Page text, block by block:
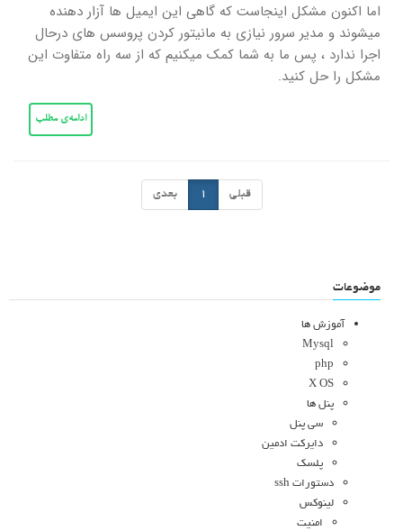
اما اکنون مشکل اینجاست که گاهی این ایمیل ها آزار دهنده
میشوند و مدیر سرور نیازی به مانیتور کردن پروسس های درحال
اجرا ندارد ، پس ما به شما کمک میکنیم که از سه راه متفاوت این
مشکل را حل کنید.
ادامه‌ی مطلب
قبلی 1 بعدی
موضوعات
آموزش ها
Mysql
php
X OS
پنل ها
سی پنل
دایرکت ادمین
پلسک
دستورات ssh
لینوکس
امنیت